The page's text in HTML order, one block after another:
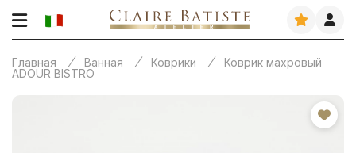
Главная Ванная Коврики
Коврик махровый
ADOUR BISTRO